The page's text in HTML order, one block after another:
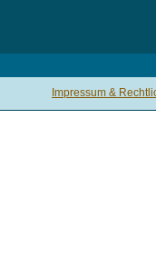
Impressum &